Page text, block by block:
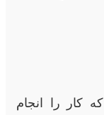
کار را انجام